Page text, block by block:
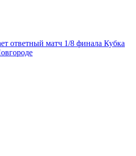
ответный матч 1/8 финала Кубка